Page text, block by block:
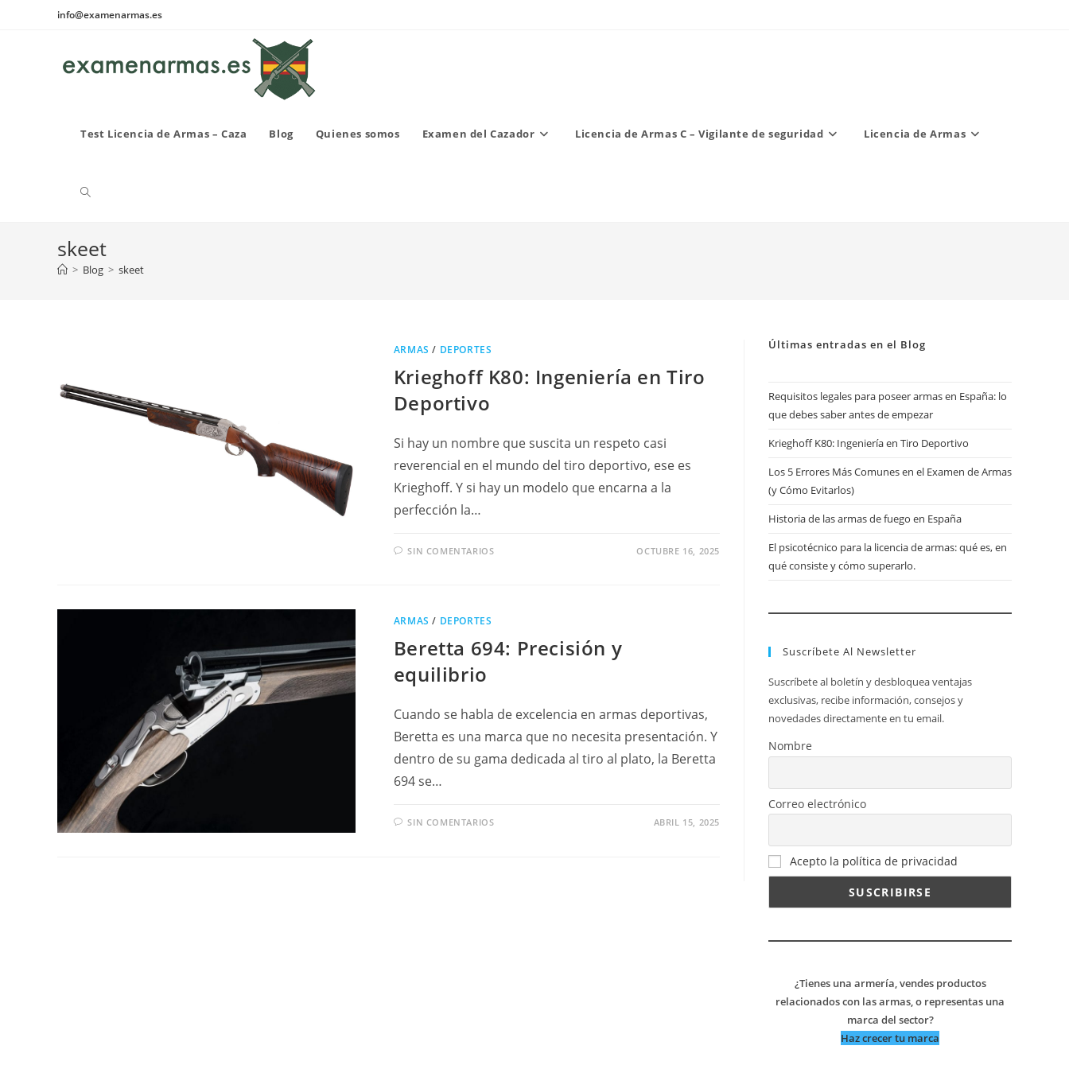
info@examenarmas.es
Test Licencia de Armas – Caza Blog Quienes somos Examen del Cazador Licencia de Armas C – Vigilante de seguridad Licencia de Armas
Alternar
búsqueda
skeet
> Blog > skeet
ARMAS / DEPORTES
Krieghoff K80: Ingeniería en Tiro
Deportivo
Si hay un nombre que suscita un respeto casi
reverencial en el mundo del tiro deportivo, ese es
Krieghoff. Y si hay un modelo que encarna a la
perfección la…
SIN COMENTARIOS OCTUBRE 16, 2025
ARMAS / DEPORTES
Beretta 694: Precisión y
equilibrio
Cuando se habla de excelencia en armas deportivas,
Beretta es una marca que no necesita presentación. Y
dentro de su gama dedicada al tiro al plato, la Beretta
694 se…
SIN COMENTARIOS ABRIL 15, 2025
Últimas entradas en el Blog
Requisitos legales para poseer armas en España: lo
que debes saber antes de empezar
Krieghoff K80: Ingeniería en Tiro Deportivo
Los 5 Errores Más Comunes en el Examen de Armas
(y Cómo Evitarlos)
Historia de las armas de fuego en España
El psicotécnico para la licencia de armas: qué es, en
qué consiste y cómo superarlo.
Suscríbete Al Newsletter
Suscríbete al boletín y desbloquea ventajas
exclusivas, recibe información, consejos y
novedades directamente en tu email.
Nombre
Correo electrónico
Acepto la política de privacidad
¿Tienes una armería, vendes productos
relacionados con las armas, o representas una
marca del sector?
Haz crecer tu marca